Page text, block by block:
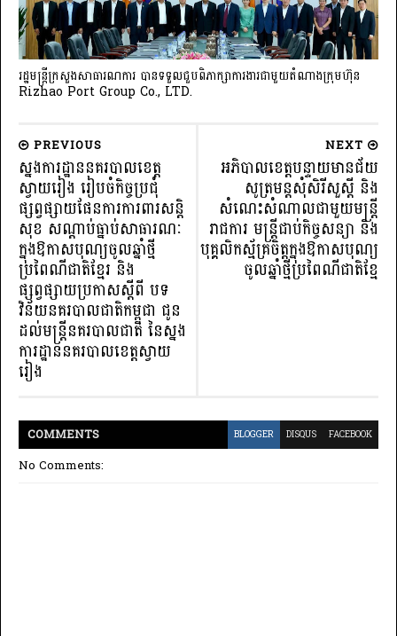
រដ្ឋមន្រ្តីក្រសួងសាធារណការ បានទទួលជួបពិភាក្សាការងារជាមួយតំណាងក្រុមហ៊ុន
Rizhao Port Group Co., LTD.
NEXT
អភិបាលខេត្តបន្ទាយមានជ័យ
សូត្រមន្តសុំសិរីសួស្តី និង
សំណេះសំណាលជាមួយមន្ត្រី
រាជការ មន្ត្រីជាប់កិច្ចសន្យា និង
បុគ្គលិកស្ម័គ្រចិត្តក្នុងឱកាសបុណ្យ
ចូលឆ្នាំថ្មីប្រពៃណីជាតិខ្មែ
PREVIOUS
ស្នងការដ្ឋាននគរបាលខេត្ត
ស្វាយរៀង រៀបចំកិច្ចប្រជុំ
ផ្សព្វផ្សាយផែនការការពារសន្តិ
សុខ សណ្តាប់ធ្នាប់សាធារណៈ
ក្នុងឱកាសបុណ្យចូលឆ្នាំថ្មី
ប្រពៃណីជាតិខ្មែរ និង
ផ្សព្វផ្សាយប្រកាសស្តីពី បទ
វិន័យនគរបាលជាតិកម្ពុជា ជូន
ដល់មន្ត្រីនគរបាលជាតិ នៃស្នង
ការដ្ឋាននគរបាលខេត្តស្វាយ
រៀង
COMMENTS BLOGGER DISQUS FACEBOOK
No Comments: